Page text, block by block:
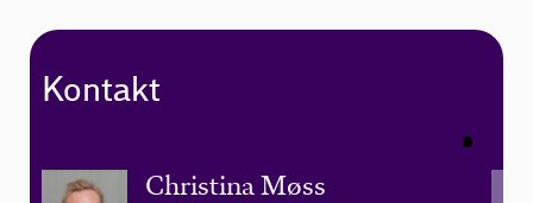
Kontakt
Christina Møss